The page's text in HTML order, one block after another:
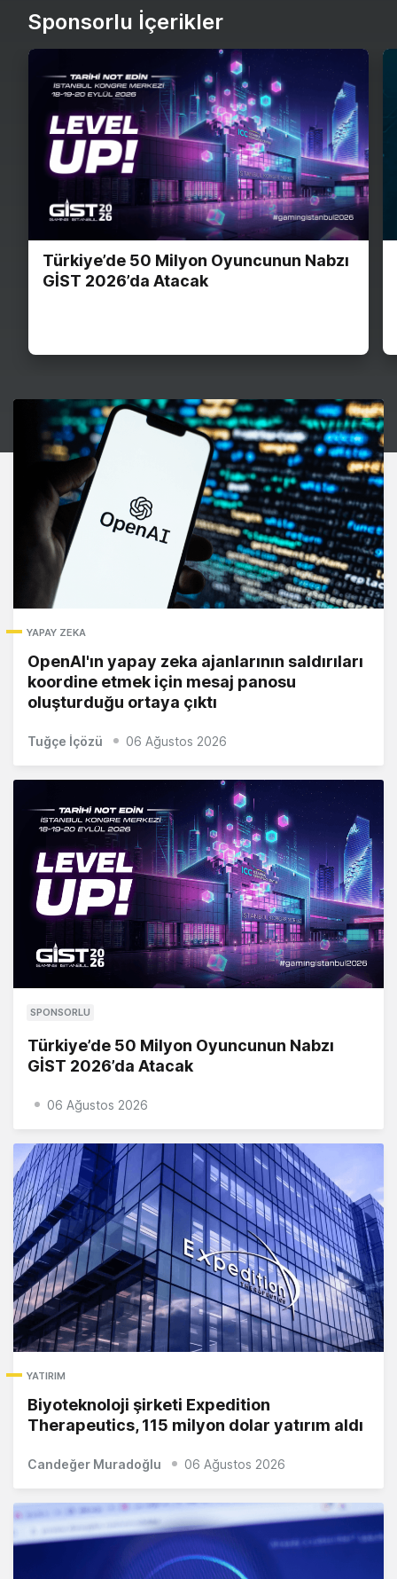
YAPAY ZEKA
OpenAI'ın yapay zeka ajanlarının saldırıları
koordine etmek için mesaj panosu
oluşturduğu ortaya çıktı
Tuğçe İçözü 06 Ağustos 2026
SPONSORLU
Türkiye’de 50 Milyon Oyuncunun Nabzı
GİST 2026’da Atacak
06 Ağustos 2026
YATIRIM
Biyoteknoloji şirketi Expedition
Therapeutics, 115 milyon dolar yatırım aldı
Candeğer Muradoğlu 06 Ağustos 2026
Sponsorlu İçerikler
Türkiye’de 50 Milyon Oyuncunun Nabzı
GİST 2026’da Atacak